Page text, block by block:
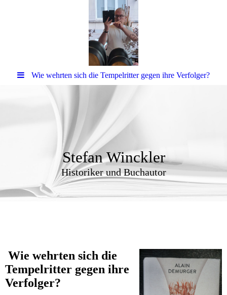
Wie wehrten sich die Tempelritter gegen ihre Verfolger?
Stefan Winckler
Historiker und Buchautor
Wie wehrten sich die
Tempelritter gegen ihre
Verfolger?